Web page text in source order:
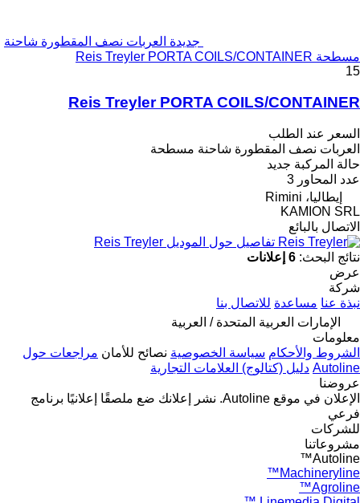
جديدة العربات نصف المقطورة شاحنة
مسطحة Reis Treyler PORTA COILS/CONTAINER
15
Reis Treyler PORTA COILS/CONTAINER
السعر عند الطلب
العربات نصف المقطورة شاحنة مسطحة
حالة المركبة جديد
عدد المحاور 3
إيطاليا، Rimini
KAMION SRL
الاتصال بالبائع
تفاصيل حول الموديل Reis Treyler
نتائج البحث: 6 إعلانات
عرض
شركة
نبذة عنا مساعدة للاتصال بنا
الإمارات العربية المتحدة / العربية
معلومات
الشروط والأحكام سياسة الخصوصية نصائح للأمان مراجعات حول
Autoline دليل (كتالوج) العلامات التجارية
عروضنا
الإعلان في موقع Autoline.
نشر إعلانك ضع ملصقًا إعلانيًا برنامج
فرعي
للشركات
مشروعاتنا
Autoline™
Machineryline™
Agroline™